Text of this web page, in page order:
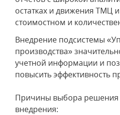
остатках и движения ТМЦ
стоимостном и
Внедрение подсистемы
производства»
учетной информации и
повысить эффективность
Причины выбора решения
внедрения: